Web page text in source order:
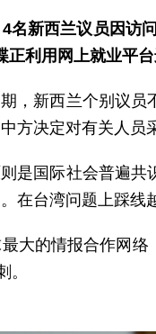
名新西兰议员因访
正利用网上就业平
，新西兰个别议
方决定对有关人员
是国际社会普遍
在台湾问题上踩线
大的情报合作网
。